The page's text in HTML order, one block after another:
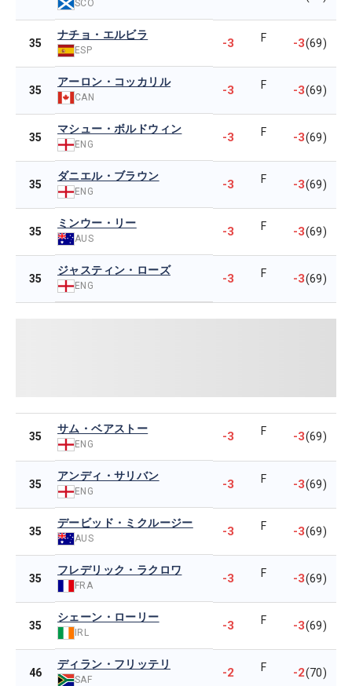
SCO
35
ナチョ・エルビラ
ESP -3 F -3(69)
35
アーロン・コッカリル
CAN -3 F -3(69)
35
マシュー・ボルドウィン
ENG -3 F -3(69)
35
ダニエル・ブラウン
ENG -3 F -3(69)
35
ミンウー・リー
AUS -3 F -3(69)
35
ジャスティン・ローズ
ENG -3 F -3(69)
35
サム・ベアストー
ENG
-3 F -3(69)
35
アンディ・サリバン
ENG -3 F -3(69)
35
デービッド・ミクルージー
AUS -3 F -3(69)
35
フレデリック・ラクロワ
FRA -3 F -3(69)
35
シェーン・ローリー
IRL -3 F -3(69)
46
ディラン・フリッテリ
SAF -2 F -2(70)